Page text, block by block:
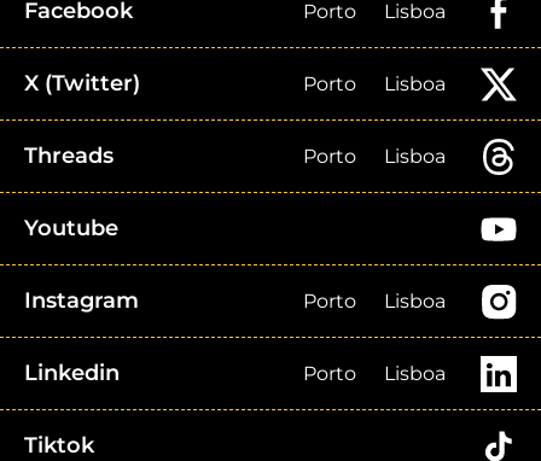
Facebook Porto Lisboa
X (Twitter) Porto Lisboa
Threads Porto Lisboa
Youtube
Instagram Porto Lisboa
Linkedin Porto Lisboa
Tiktok